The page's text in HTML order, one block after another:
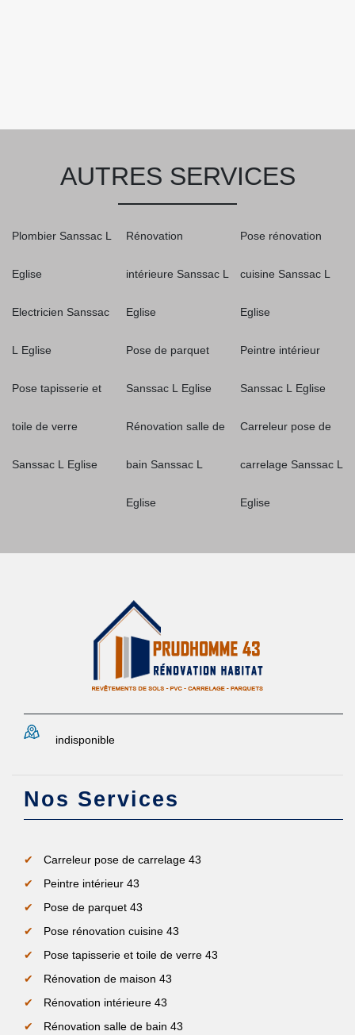
AUTRES SERVICES
Plombier Sanssac L
Eglise
Electricien Sanssac
L Eglise
Pose tapisserie et
toile de verre
Sanssac L Eglise
Rénovation
intérieure Sanssac L
Eglise
Pose de parquet
Sanssac L Eglise
Rénovation salle de
bain Sanssac L
Eglise
Pose rénovation
cuisine Sanssac L
Eglise
Peintre intérieur
Sanssac L Eglise
Carreleur pose de
carrelage Sanssac L
Eglise
indisponible
Nos Services
Carreleur pose de carrelage 43
Peintre intérieur 43
Pose de parquet 43
Pose rénovation cuisine 43
Pose tapisserie et toile de verre 43
Rénovation de maison 43
Rénovation intérieure 43
Rénovation salle de bain 43